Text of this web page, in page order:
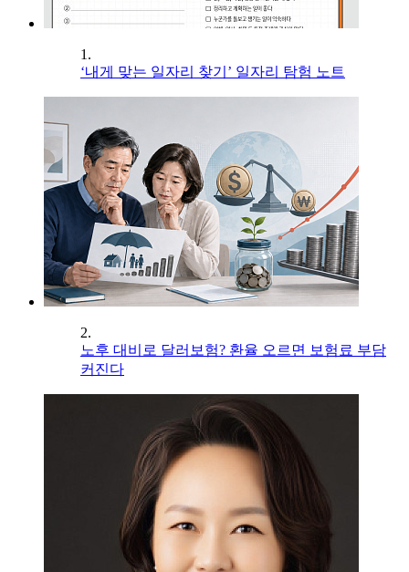
1.
‘내게 맞는 일자리 찾기’ 일자리 탐험 노트
2.
노후 대비로 달러보험? 환율 오르면 보험료 부담
커진다